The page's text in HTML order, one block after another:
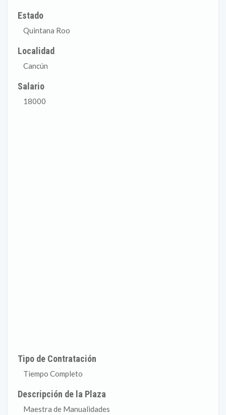
Estado
Quintana Roo
Localidad
Cancún
Salario
18000
Tipo de Contratación
Tiempo Completo
Descripción de la Plaza
Maestra de Manualidades